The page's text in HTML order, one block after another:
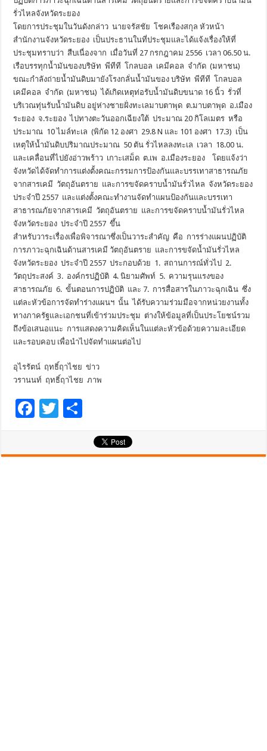
รั่วไหลจังหวัดระยอง
โดยการประชุมในวันดังกล่าว นายจรัสชัย โชคเรืองสกุล หัวหน้า
สำนักงานจังหวัดระยอง เป็นประธานในที่ประชุมและได้แจ้งเรื่องให้ที่
ประชุมทราบว่า สืบเนื่องจาก เมื่อวันที่ 27 กรกฎาคม 2556 เวลา 06.50 น.
เรือบรรทุกน้ำมันของบริษัท พีทีที โกลบอล เคมีคอล จำกัด (มหาชน)
ขณะกำลังถ่ายน้ำมันดิบมายังโรงกลั่นน้ำมันของ บริษัท พีทีที โกลบอล
เคมีคอล จำกัด (มหาชน) ได้เกิดเหตุท่อรับน้ำมันดิบขนาด 16 นิ้ว รั่วที่
บริเวณทุ่นรับน้ำมันดิบ อยู่ห่างชายฝั่งทะเลมาบตาพุด ต.มาบตาพุด อ.เมือง
ระยอง จ.ระยอง ไปทางตะวันออกเฉียงใต้ ประมาณ 20 กิโลเมตร หรือ
ประมาณ 10 ไมล์ทะเล (พิกัด 12 องศา 29.8 N และ 101 องศา 17.3) เป็น
เหตุให้น้ำมันดิบปริมาณประมาณ 50 ตัน รั่วไหลลงทะเล เวลา 18.00 น.
และเคลื่อนที่ไปยังอ่าวพร้าว เกาะเสม็ด ต.เพ อ.เมืองระยอง โดยแจ้งว่า
จังหวัดได้จัดทำการแต่งตั้งคณะกรรมการป้องกันและบรรเทาสาธารณภัย
จากสารเคมี วัตถุอันตราย และการขจัดคราบน้ำมันรั่วไหล จังหวัดระยอง
ประจำปี 2557 และแต่งตั้งคณะทำงานจัดทำแผนป้องกันและบรรเทา
สาธารณภัยจากสารเคมี วัตถุอันตราย และการขจัดคราบน้ำมันรั่วไหล
จังหวัดระยอง ประจำปี 2557 ขึ้น
สำหรับวาระเรื่องเพื่อพิจารณาซึ่งเป็นวาระสำคัญ คือ การร่างแผนปฏิบัติ
การภาวะฉุกเฉินด้านสารเคมี วัตถุอันตราย และการขจัดน้ำมันรั่วไหล
จังหวัดระยอง ประจำปี 2557 ประกอบด้วย 1. สถานการณ์ทั่วไป 2.
วัตถุประสงค์ 3. องค์กรปฏิบัติ 4. นิยามศัพท์ 5. ความรุนแรงของ
สาธารณภัย 6. ขั้นตอนการปฏิบัติ และ 7. การสื่อสารในภาวะฉุกเฉิน ซึ่ง
แต่ละหัวข้อการจัดทำร่างแผนฯ นั้น ได้รับความร่วมมือจากหน่วยงานทั้ง
ทางภาครัฐและเอกชนที่เข้าร่วมประชุม ต่างให้ข้อมูลที่เป็นประโยชน์รวม
ถึงข้อเสนอแนะ การแสดงความคิดเห็นในแต่ละหัวข้อด้วยความละเอียด
และรอบคอบ เพื่อนำไปจัดทำแผนต่อไป
อุไรรัตน์ ฤทธิ์ฤาไชย ข่าว
วรานนท์ ฤทธิ์ฤาไชย ภาพ
F
T
ar